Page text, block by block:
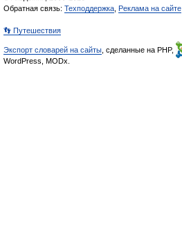
Обратная связь: Техподдержка Реклама на сайте
👣 Путешествия
Экспорт словарей на сайты , сделанные на PHP,
WordPress, MODx.